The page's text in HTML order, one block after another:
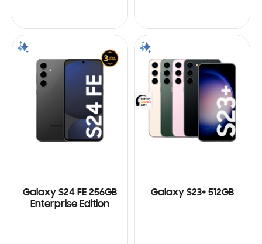
Galaxy S24 FE 256GB
Enterprise Edition
Galaxy S23+ 512GB